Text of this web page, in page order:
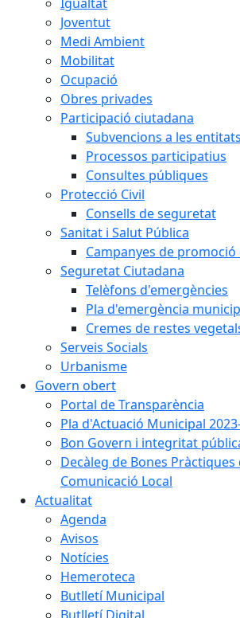
Joventut
Medi Ambient
Mobilitat
Ocupació
Obres privades
Participació ciutadana
Subvencions a les entitats
Processos participatius
Consultes públiques
Protecció Civil
Consells de seguretat
Sanitat i Salut Pública
Campanyes de promoció
Seguretat Ciutadana
Telèfons d'emergències
Pla d'emergència
Cremes de restes
Serveis Socials
Urbanisme
Govern obert
Portal de Transparència
Pla d'Actuació Municipal
Bon Govern i integritat
Decàleg de Bones Pràctiques
Comunicació Local
Actualitat
Agenda
Avisos
Notícies
Hemeroteca
Butlletí Municipal